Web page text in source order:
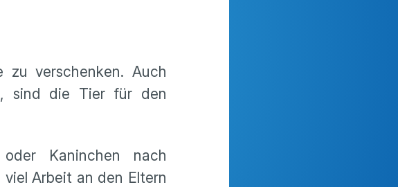
zu verschenken. Auch
sind die Tier für den
Kaninchen nach
Arbeit an den Eltern